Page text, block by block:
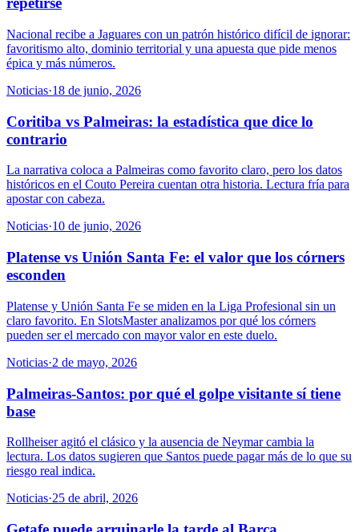
Nacional recibe a Jaguares con un patrón histórico difícil de ignorar:
favoritismo alto, dominio territorial y una apuesta que pide menos
épica y más números.
Noticias·18 de junio, 2026
Coritiba vs Palmeiras: la estadística que dice lo
contrario
La narrativa coloca a Palmeiras como favorito claro, pero los datos
históricos en el Couto Pereira cuentan otra historia. Lectura fría para
apostar con cabeza.
Noticias·10 de junio, 2026
Platense vs Unión Santa Fe: el valor que los córners
esconden
Platense y Unión Santa Fe se miden en la Liga Profesional sin un
claro favorito. En SlotsMaster analizamos por qué los córners
pueden ser el mercado con mayor valor en este duelo.
Noticias·2 de mayo, 2026
Palmeiras-Santos: por qué el golpe visitante sí tiene
base
Rollheiser agitó el clásico y la ausencia de Neymar cambia la
lectura. Los datos sugieren que Santos puede pagar más de lo que su
riesgo real indica.
Noticias·25 de abril, 2026